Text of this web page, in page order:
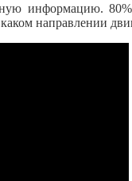
информацию.
направлении